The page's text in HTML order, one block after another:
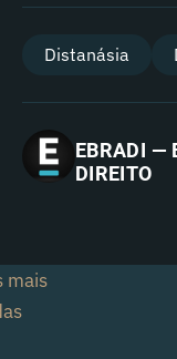
Distanásia
EBRADI —
DIREITO
mais